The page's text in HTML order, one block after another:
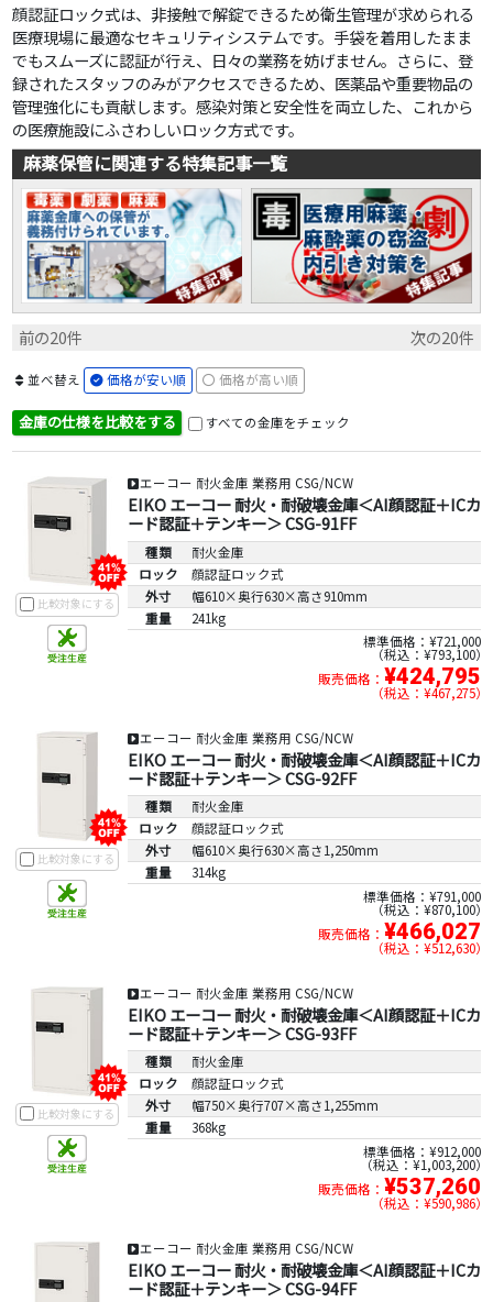
顔認証ロック式は、非接触で解錠できるため衛生管理が求められる
医療現場に最適なセキュリティシステムです。手袋を着用したまま
でもスムーズに認証が行え、日々の業務を妨げません。さらに、登
録されたスタッフのみがアクセスできるため、医薬品や重要物品の
管理強化にも貢献します。感染対策と安全性を両立した、これから
の医療施設にふさわしいロック方式です。
麻薬保管に関連する特集記事一覧
前の20件 次の20件
金庫の仕様を比較をする すべての金庫をチェック
並べ替え 価格が安い順 価格が高い順
比較対象にする
エーコー 耐火金庫 業務用 CSG/NCW
EIKO エーコー 耐火・耐破壊金庫＜AI顔認証＋ICカ
ード認証＋テンキー＞ CSG-91FF
種類
耐火金庫
ロック
顔認証ロック式
外寸
幅610×奥行630×高さ910mm
重量
241kg
標準価格：¥721,000
税込：¥793,100
販売価格： ¥424,795
税込：¥467,275
比較対象にする
エーコー 耐火金庫 業務用 CSG/NCW
EIKO エーコー 耐火・耐破壊金庫＜AI顔認証＋ICカ
ード認証＋テンキー＞ CSG-92FF
種類
耐火金庫
ロック
顔認証ロック式
外寸
幅610×奥行630×高さ1,250mm
重量
314kg
標準価格：¥791,000
税込：¥870,100
販売価格： ¥466,027
税込：¥512,630
比較対象にする
エーコー 耐火金庫 業務用 CSG/NCW
EIKO エーコー 耐火・耐破壊金庫＜AI顔認証＋ICカ
ード認証＋テンキー＞ CSG-93FF
種類
耐火金庫
ロック
顔認証ロック式
外寸
幅750×奥行707×高さ1,255mm
重量
368kg
標準価格：¥912,000
税込：¥1,003,200
販売価格： ¥537,260
税込：¥590,986
エーコー 耐火金庫 業務用 CSG/NCW
EIKO エーコー 耐火・耐破壊金庫＜AI顔認証＋ICカ
ード認証＋テンキー＞ CSG-94FF